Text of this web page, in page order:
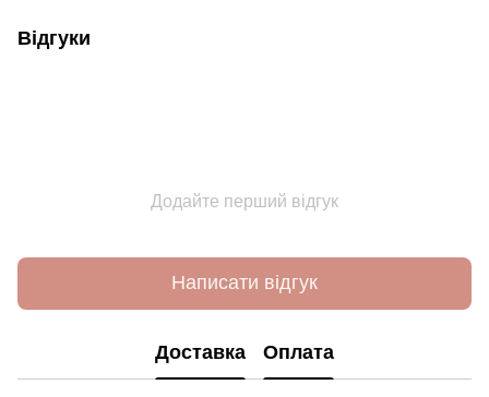
Відгуки
Додайте перший відгук
Написати відгук
Доставка Оплата